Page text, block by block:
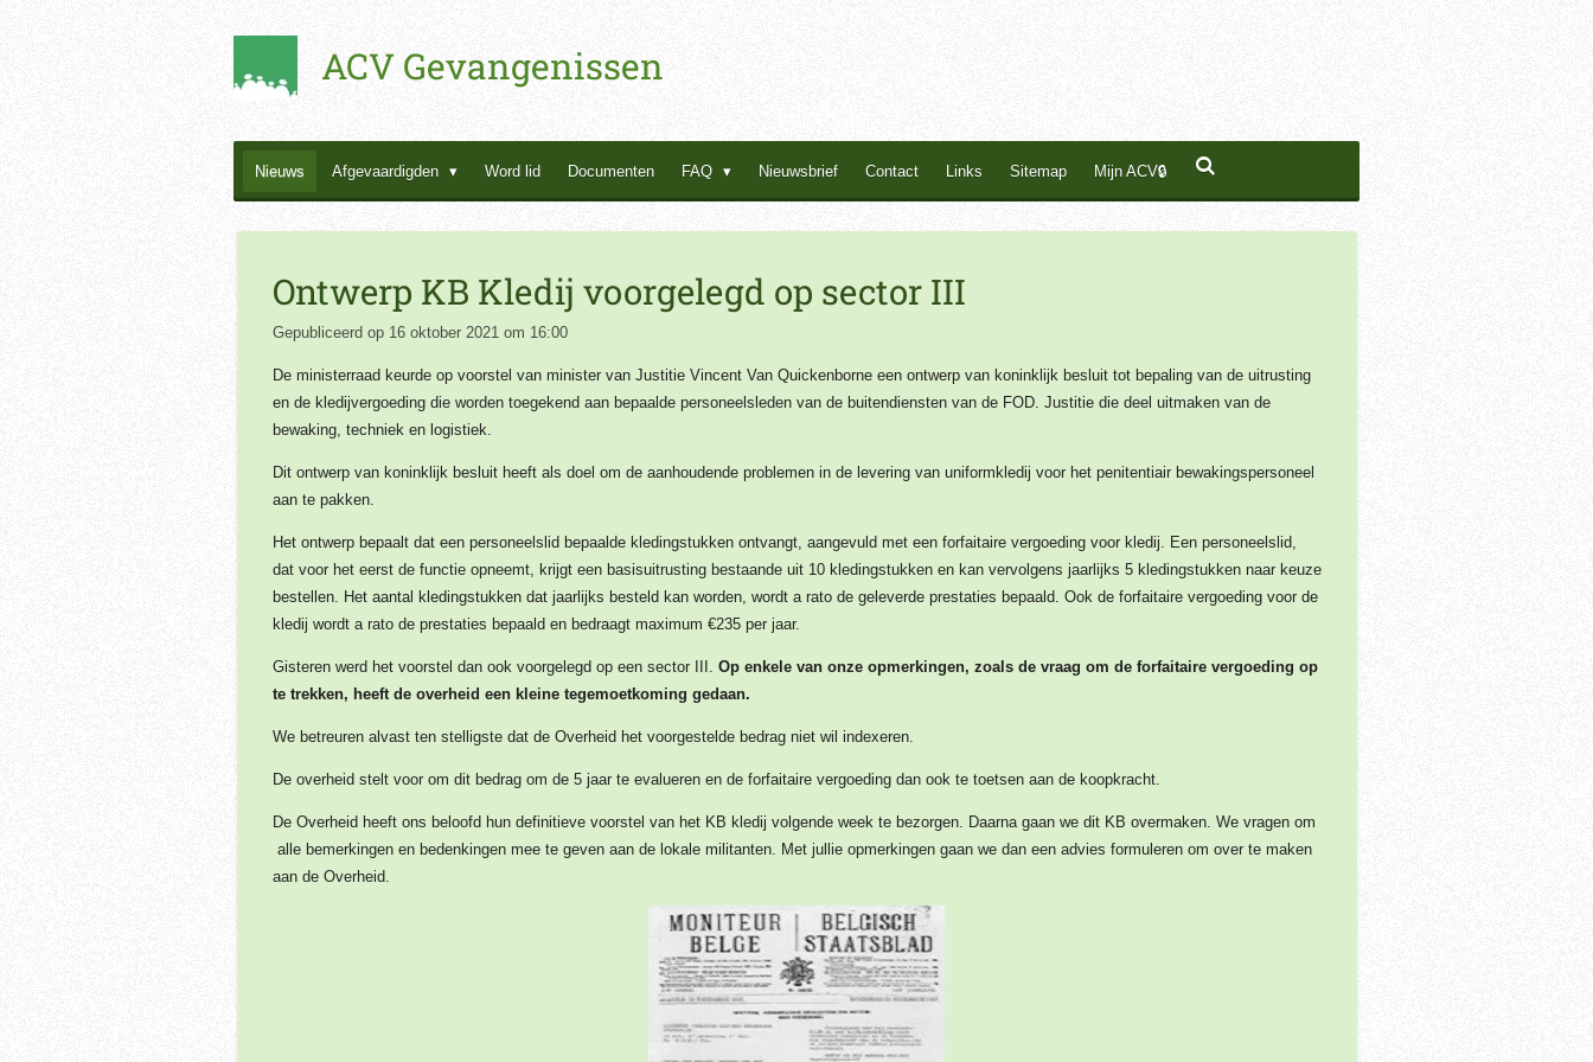
ACV Gevangenissen
Nieuws Afgevaardigden Word lid Documenten FAQ Nieuwsbrief Contact Links Sitemap Mijn ACV🔒
Ontwerp KB Kledij voorgelegd op sector III
Gepubliceerd op 16 oktober 2021 om 16:00
De ministerraad keurde op voorstel van minister van Justitie Vincent Van Quickenborne een ontwerp van koninklijk besluit tot bepaling van de uitrusting
en de kledijvergoeding die worden toegekend aan bepaalde personeelsleden van de buitendiensten van de FOD. Justitie die deel uitmaken van de
bewaking, techniek en logistiek.
Dit ontwerp van koninklijk besluit heeft als doel om de aanhoudende problemen in de levering van uniformkledij voor het penitentiair bewakingspersoneel
aan te pakken.
Het ontwerp bepaalt dat een personeelslid bepaalde kledingstukken ontvangt, aangevuld met een forfaitaire vergoeding voor kledij. Een personeelslid,
dat voor het eerst de functie opneemt, krijgt een basisuitrusting bestaande uit 10 kledingstukken en kan vervolgens jaarlijks 5 kledingstukken naar keuze
bestellen. Het aantal kledingstukken dat jaarlijks besteld kan worden, wordt a rato de geleverde prestaties bepaald. Ook de forfaitaire vergoeding voor de
kledij wordt a rato de prestaties bepaald en bedraagt maximum €235 per jaar.
Gisteren werd het voorstel dan ook voorgelegd op een sector III. Op enkele van onze opmerkingen, zoals de vraag om de forfaitaire vergoeding op
te trekken, heeft de overheid een kleine tegemoetkoming gedaan.
We betreuren alvast ten stelligste dat de Overheid het voorgestelde bedrag niet wil indexeren.
De overheid stelt voor om dit bedrag om de 5 jaar te evalueren en de forfaitaire vergoeding dan ook te toetsen aan de koopkracht.
De Overheid heeft ons beloofd hun definitieve voorstel van het KB kledij volgende week te bezorgen. Daarna gaan we dit KB overmaken. We vragen om
alle bemerkingen en bedenkingen mee te geven aan de lokale militanten. Met jullie opmerkingen gaan we dan een advies formuleren om over te maken
aan de Overheid.